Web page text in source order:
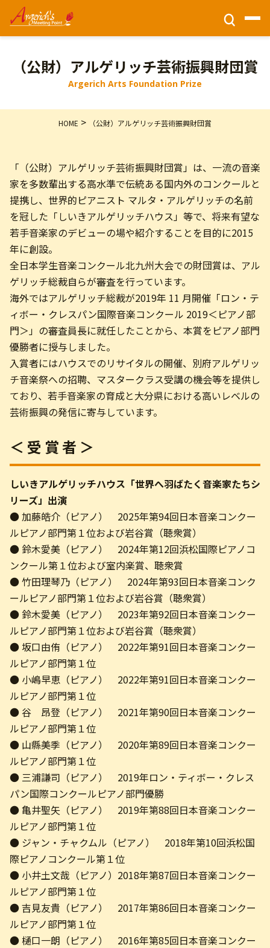
公演情報
会場アクセス
このサイトについて
お問い合わせ
English
（公財）アルゲリッチ芸術振興財団賞
Argerich Arts Foundation Prize
HOME > （公財）アルゲリッチ芸術振興財団賞
「（公財）アルゲリッチ芸術振興財団賞」は、一流の音楽
家を多数輩出する高水準で伝統ある国内外のコンクールと
提携し、世界的ピアニスト マルタ・アルゲリッチの名前
を冠した「しいきアルゲリッチハウス」等で、将来有望な
若手音楽家のデビューの場や紹介することを目的に2015
年に創設。
全日本学生音楽コンクール北九州大会での財団賞は、アル
ゲリッチ総裁自らが審査を行っています。
海外ではアルゲリッチ総裁が2019年 11 月開催「ロン・テ
ィボー・クレスパン国際音楽コンクール 2019＜ピアノ部
門＞」の審査員長に就任したことから、本賞をピアノ部門
優勝者に授与しました。
入賞者にはハウスでのリサイタルの開催、別府アルゲリッ
チ音楽祭への招聘、マスタークラス受講の機会等を提供し
ており、若手音楽家の育成と大分県における高いレベルの
芸術振興の発信に寄与しています。
＜ 受 賞 者 ＞
しいきアルゲリッチハウス「世界へ羽ばたく音楽家たちシ
リーズ」出演
● 加藤皓介（ピアノ） 2025年第94回日本音楽コンクー
ルピアノ部門第１位および岩谷賞（聴衆賞）
● 鈴木愛美（ピアノ） 2024年第12回浜松国際ピアノコ
ンクール第１位および室内楽賞、聴衆賞
● 竹田理琴乃（ピアノ） 2024年第93回日本音楽コンク
ールピアノ部門第１位および岩谷賞（聴衆賞）
● 鈴木愛美（ピアノ） 2023年第92回日本音楽コンクー
ルピアノ部門第１位および岩谷賞（聴衆賞）
● 坂口由侑（ピアノ） 2022年第91回日本音楽コンクー
ルピアノ部門第１位
● 小嶋早恵（ピアノ） 2022年第91回日本音楽コンクー
ルピアノ部門第１位
● 谷 昂登（ピアノ） 2021年第90回日本音楽コンクー
ルピアノ部門第１位
● 山縣美季（ピアノ） 2020年第89回日本音楽コンクー
ルピアノ部門第１位
● 三浦謙司（ピアノ） 2019年ロン・ティボー・クレス
パン国際コンクールピアノ部門優勝
● 亀井聖矢（ピアノ） 2019年第88回日本音楽コンクー
ルピアノ部門第１位
● ジャン・チャクムル（ピアノ） 2018年第10回浜松国
際ピアノコンクール第１位
● 小井土文哉（ピアノ）2018年第87回日本音楽コンクー
ルピアノ部門第１位
● 吉見友貴（ピアノ） 2017年第86回日本音楽コンクー
ルピアノ部門第１位
● 樋口一朗（ピアノ） 2016年第85回日本音楽コンクー